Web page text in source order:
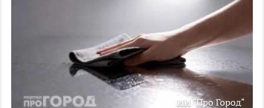
ИИ "Про Город"